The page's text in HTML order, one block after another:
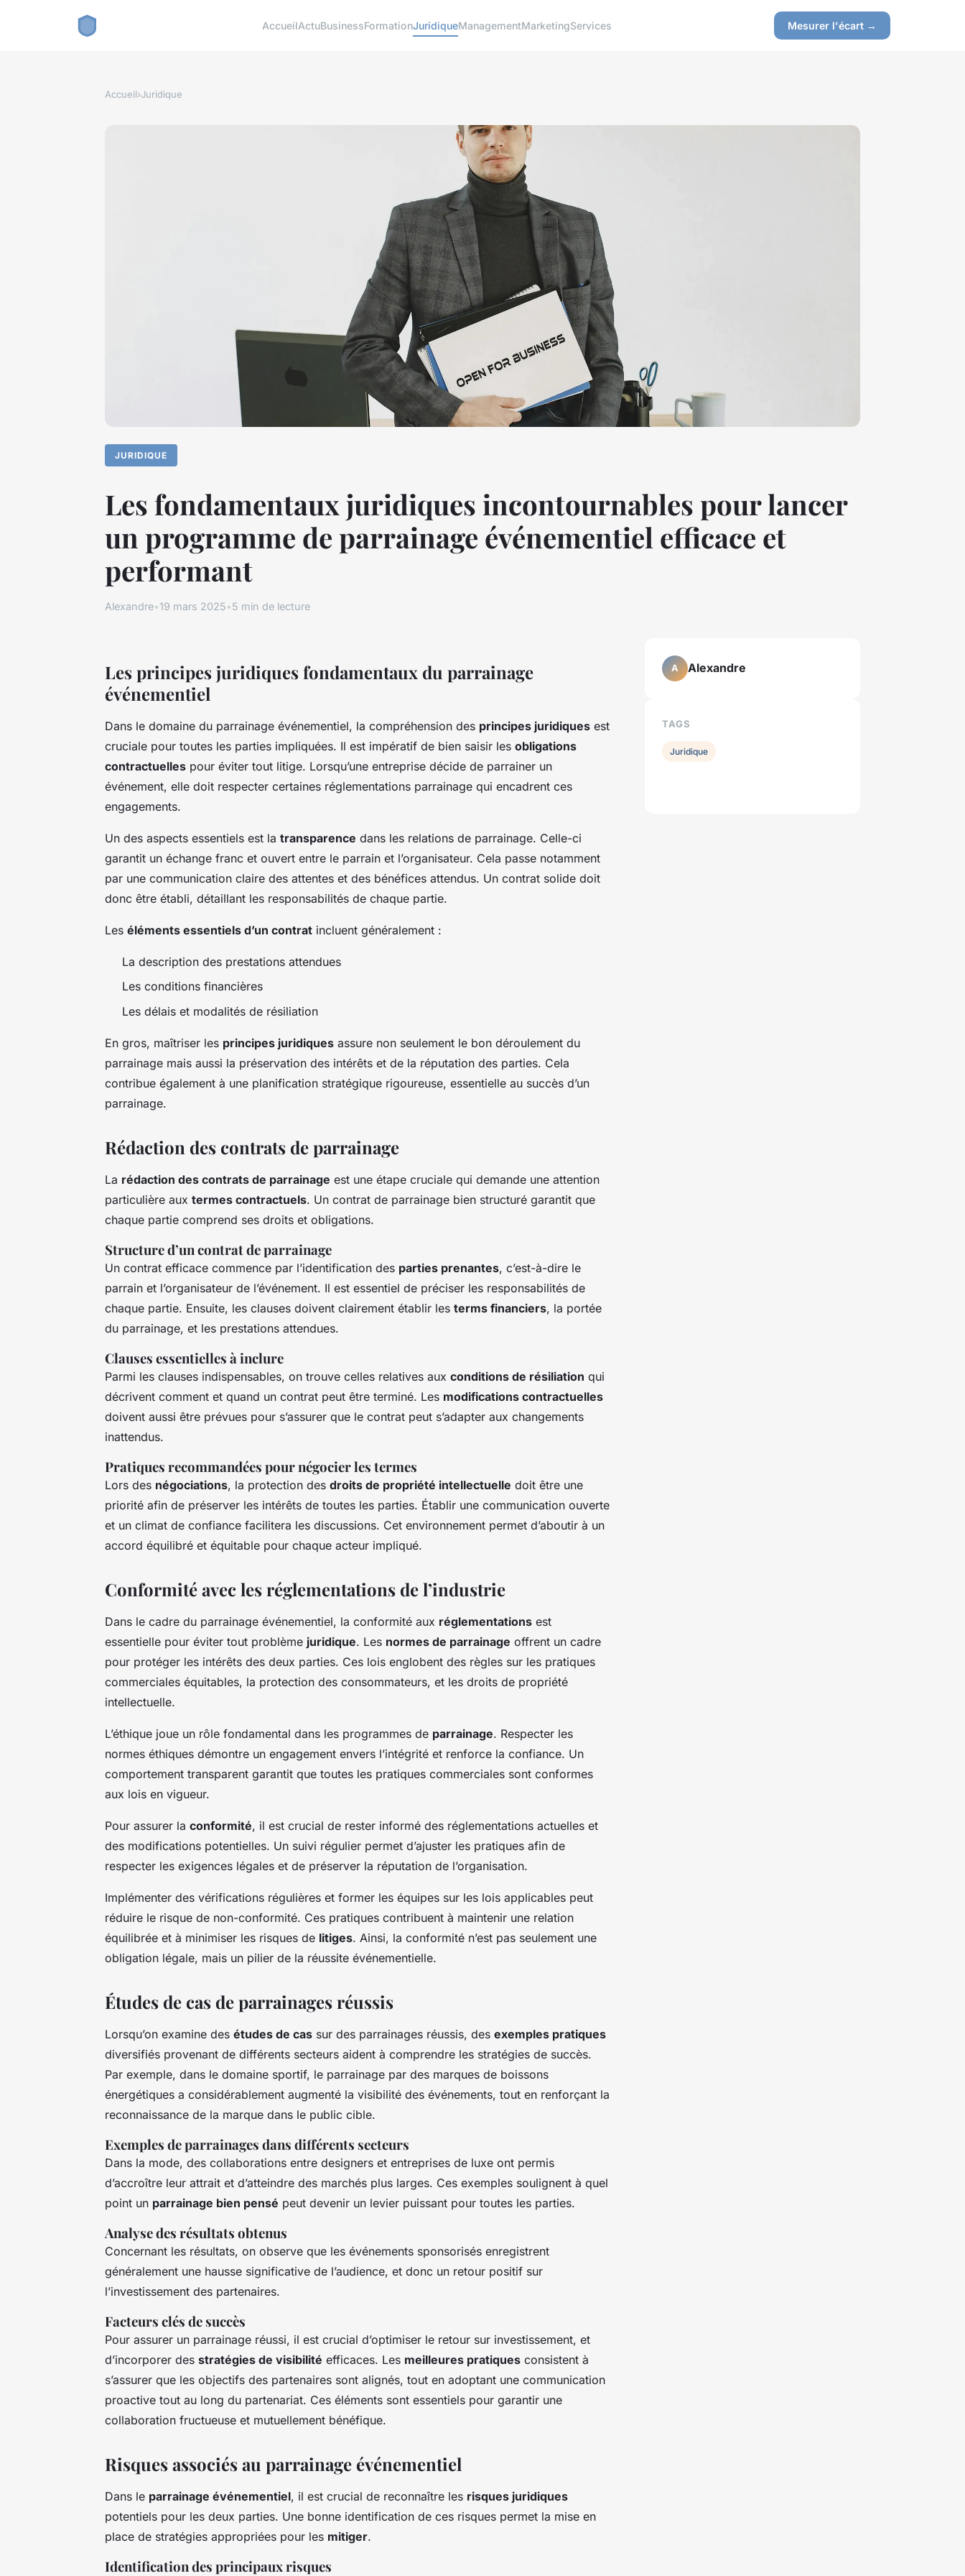
AccueilActuBusinessFormationJuridiqueManagementMarketingServices Mesurer l'écart →
Accueil›Juridique
JURIDIQUE
Les fondamentaux juridiques incontournables pour lancer
un programme de parrainage événementiel efficace et
performant
Alexandre•19 mars 2025•5 min de lecture
Les principes juridiques fondamentaux du parrainage
événementiel
Dans le domaine du parrainage événementiel, la compréhension des principes juridiques est
cruciale pour toutes les parties impliquées. Il est impératif de bien saisir les obligations
contractuelles pour éviter tout litige. Lorsqu’une entreprise décide de parrainer un
événement, elle doit respecter certaines réglementations parrainage qui encadrent ces
engagements.
Un des aspects essentiels est la transparence dans les relations de parrainage. Celle-ci
garantit un échange franc et ouvert entre le parrain et l’organisateur. Cela passe notamment
par une communication claire des attentes et des bénéfices attendus. Un contrat solide doit
donc être établi, détaillant les responsabilités de chaque partie.
Les éléments essentiels d’un contrat incluent généralement :
La description des prestations attendues
Les conditions financières
Les délais et modalités de résiliation
En gros, maîtriser les principes juridiques assure non seulement le bon déroulement du
parrainage mais aussi la préservation des intérêts et de la réputation des parties. Cela
contribue également à une planification stratégique rigoureuse, essentielle au succès d’un
parrainage.
Rédaction des contrats de parrainage
La rédaction des contrats de parrainage est une étape cruciale qui demande une attention
particulière aux termes contractuels. Un contrat de parrainage bien structuré garantit que
chaque partie comprend ses droits et obligations.
Structure d’un contrat de parrainage
Un contrat efficace commence par l’identification des parties prenantes, c’est-à-dire le
parrain et l’organisateur de l’événement. Il est essentiel de préciser les responsabilités de
chaque partie. Ensuite, les clauses doivent clairement établir les terms financiers, la portée
du parrainage, et les prestations attendues.
Clauses essentielles à inclure
Parmi les clauses indispensables, on trouve celles relatives aux conditions de résiliation qui
décrivent comment et quand un contrat peut être terminé. Les modifications contractuelles
doivent aussi être prévues pour s’assurer que le contrat peut s’adapter aux changements
inattendus.
Pratiques recommandées pour négocier les termes
Lors des négociations, la protection des droits de propriété intellectuelle doit être une
priorité afin de préserver les intérêts de toutes les parties. Établir une communication ouverte
et un climat de confiance facilitera les discussions. Cet environnement permet d’aboutir à un
accord équilibré et équitable pour chaque acteur impliqué.
Conformité avec les réglementations de l’industrie
Dans le cadre du parrainage événementiel, la conformité aux réglementations est
essentielle pour éviter tout problème juridique. Les normes de parrainage offrent un cadre
pour protéger les intérêts des deux parties. Ces lois englobent des règles sur les pratiques
commerciales équitables, la protection des consommateurs, et les droits de propriété
intellectuelle.
L’éthique joue un rôle fondamental dans les programmes de parrainage. Respecter les
normes éthiques démontre un engagement envers l’intégrité et renforce la confiance. Un
comportement transparent garantit que toutes les pratiques commerciales sont conformes
aux lois en vigueur.
Pour assurer la conformité, il est crucial de rester informé des réglementations actuelles et
des modifications potentielles. Un suivi régulier permet d’ajuster les pratiques afin de
respecter les exigences légales et de préserver la réputation de l’organisation.
Implémenter des vérifications régulières et former les équipes sur les lois applicables peut
réduire le risque de non-conformité. Ces pratiques contribuent à maintenir une relation
équilibrée et à minimiser les risques de litiges. Ainsi, la conformité n’est pas seulement une
obligation légale, mais un pilier de la réussite événementielle.
Études de cas de parrainages réussis
Lorsqu’on examine des études de cas sur des parrainages réussis, des exemples pratiques
diversifiés provenant de différents secteurs aident à comprendre les stratégies de succès.
Par exemple, dans le domaine sportif, le parrainage par des marques de boissons
énergétiques a considérablement augmenté la visibilité des événements, tout en renforçant la
reconnaissance de la marque dans le public cible.
Exemples de parrainages dans différents secteurs
Dans la mode, des collaborations entre designers et entreprises de luxe ont permis
d’accroître leur attrait et d’atteindre des marchés plus larges. Ces exemples soulignent à quel
point un parrainage bien pensé peut devenir un levier puissant pour toutes les parties.
Analyse des résultats obtenus
Concernant les résultats, on observe que les événements sponsorisés enregistrent
généralement une hausse significative de l’audience, et donc un retour positif sur
l’investissement des partenaires.
Facteurs clés de succès
Pour assurer un parrainage réussi, il est crucial d’optimiser le retour sur investissement, et
d’incorporer des stratégies de visibilité efficaces. Les meilleures pratiques consistent à
s’assurer que les objectifs des partenaires sont alignés, tout en adoptant une communication
proactive tout au long du partenariat. Ces éléments sont essentiels pour garantir une
collaboration fructueuse et mutuellement bénéfique.
Risques associés au parrainage événementiel
Dans le parrainage événementiel, il est crucial de reconnaître les risques juridiques
potentiels pour les deux parties. Une bonne identification de ces risques permet la mise en
place de stratégies appropriées pour les mitiger.
Identification des principaux risques
A Alexandre
TAGS
Juridique